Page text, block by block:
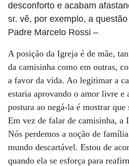
desconforto e acabam
sr. vê, por exemplo, a
Padre Marcelo Rossi –
A posição da Igreja é de mãe,
da camisinha como em outras,
a favor da vida. Ao legitimar a
estaria aprovando o amor livre e
postura ao negá-la é mostrar que
Em vez de falar de camisinha, a
Nós perdemos a noção de
mundo descartável. Estou de
quando ela se esforça para